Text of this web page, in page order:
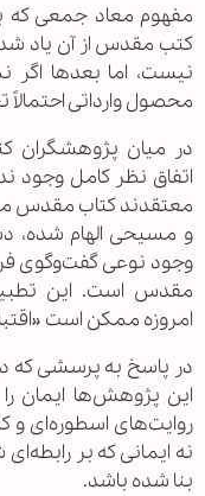
مفهوم معاد جمعی که
کتب مقدس از آن یاد
نیست، اما بعدها اگر
محصول وارداتی احتمالاً
در میان پژوهشگران
اتفاق نظر کامل وجود
معتقدند کتاب مقدس
و مسیحی الهام شده،
وجود نوعی گفت‌وگوی
مقدس است. این تطبیق
امروزه ممکن است
در پاسخ به پرسشی که
این پژوهش‌ها ایمان را
روایت‌های اسطوره‌ای و
نه ایمانی که بر
بنا شده باشد.